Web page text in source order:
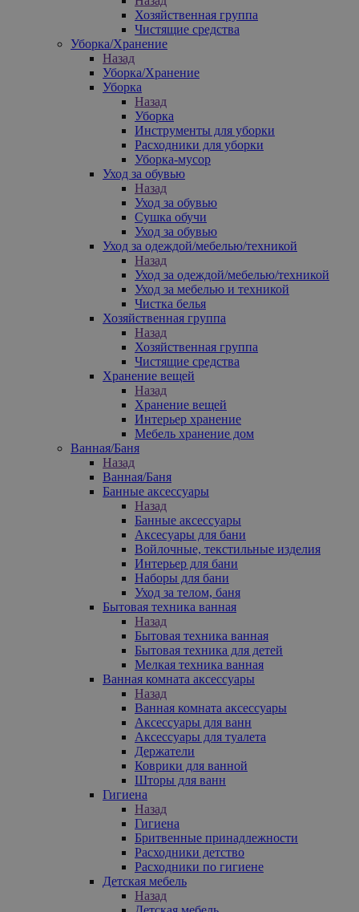
Хозяйственная группа
Чистящие средства
Уборка/Хранение
Назад
Уборка/Хранение
Уборка
Назад
Уборка
Инструменты для уборки
Расходники для уборки
Уборка-мусор
Уход за обувью
Назад
Уход за обувью
Сушка обучи
Уход за обувью
Уход за одеждой/мебелью/техникой
Назад
Уход за одеждой/мебелью/техникой
Уход за мебелью и техникой
Чистка белья
Хозяйственная группа
Назад
Хозяйственная группа
Чистящие средства
Хранение вещей
Назад
Хранение вещей
Интерьер хранение
Мебель хранение дом
Ванная/Баня
Назад
Ванная/Баня
Банные аксессуары
Назад
Банные аксессуары
Аксесуары для бани
Войлочные, текстильные изделия
Интерьер для бани
Наборы для бани
Уход за телом, баня
Бытовая техника ванная
Назад
Бытовая техника ванная
Бытовая техника для детей
Мелкая техника ванная
Ванная комната аксессуары
Назад
Ванная комната аксессуары
Аксессуары для ванн
Аксессуары для туалета
Держатели
Коврики для ванной
Шторы для ванн
Гигиена
Назад
Гигиена
Бритвенные принадлежности
Расходники детство
Расходники по гигиене
Детская мебель
Назад